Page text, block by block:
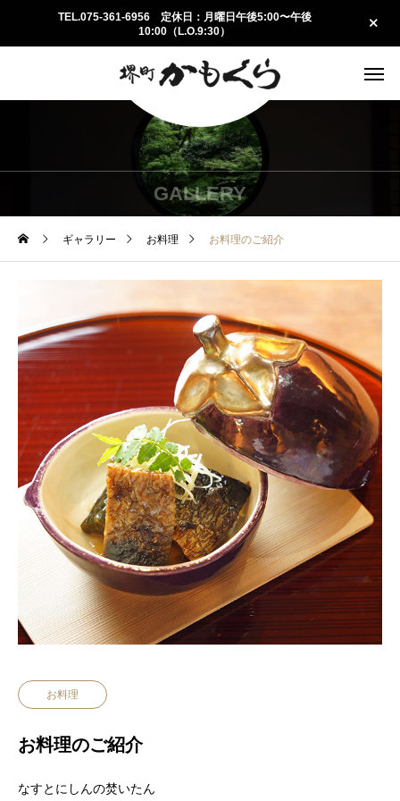
TEL.075-361-6956 定休日：月曜日午後5:00〜午後
10:00（L.O.9:30）
GALLERY
ギャラリー お料理 お料理のご紹介
お料理
お料理のご紹介
なすとにしんの焚いたん